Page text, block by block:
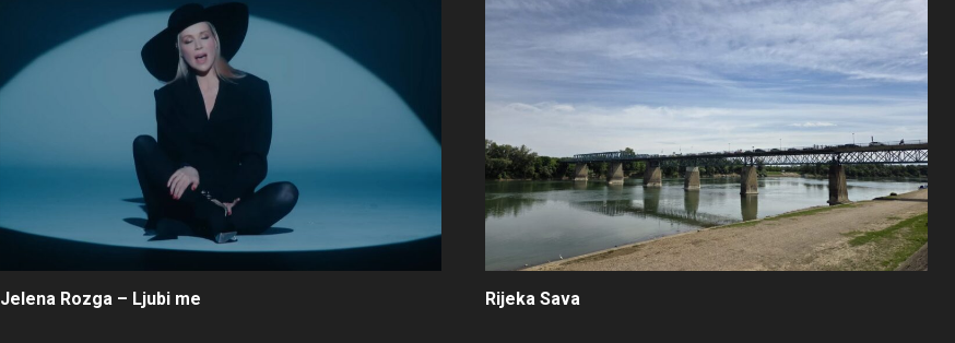
Jelena Rozga – Ljubi me Rijeka Sava